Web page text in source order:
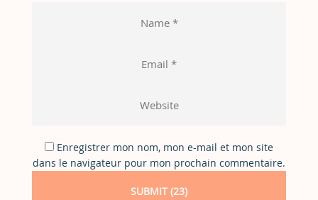
Enregistrer mon nom, mon e-mail et mon site
dans le navigateur pour mon prochain commentaire.